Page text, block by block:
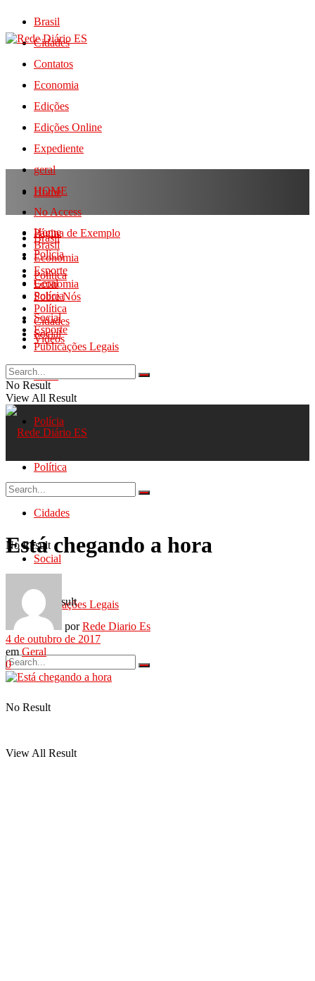
Brasil
Cidades
Contatos
Economia
Edições
Edições Online
Expediente
geral
HOME
No Access
Página de Exemplo
Polícia
Política
Sobre Nós
Social
Videos
Home
Brasil
Economia
Esporte
Geral
Polícia
Política
Cidades
Social
Publicações Legais
No Result
View All Result
Home
Brasil
Economia
Esporte
Geral
Polícia
Política
Cidades
Social
Publicações Legais
No Result
View All Result
No Result
View All Result
Está chegando a hora
por Rede Diario Es
4 de outubro de 2017
em Geral
0